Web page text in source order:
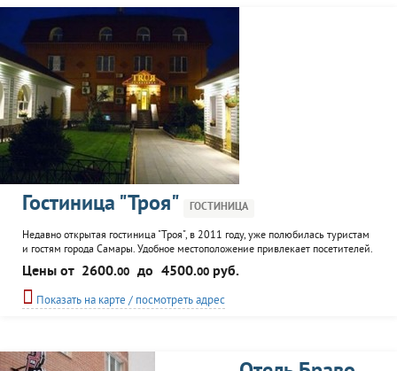
Гостиница "Троя" ГОСТИНИЦА
Недавно открытая гостиница "Троя", в 2011 году, уже полюбилась туристам
и гостям города Самары. Удобное местоположение привлекает посетителей.
Отель располагает 20 комфортабельными и уютными номерами. Гостиница
"Троя" предлагает ряд услуг: финская сауна, бассейн, кафе.
Цены от 2600.00 до 4500.00 руб.
Показать на карте / посмотреть адрес